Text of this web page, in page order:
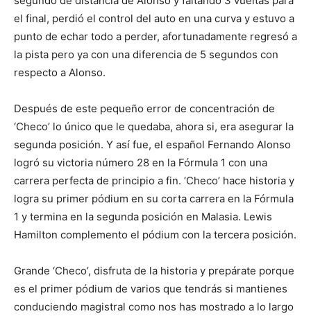
el final, perdió el control del auto en una curva y estuvo a
punto de echar todo a perder, afortunadamente regresó a
la pista pero ya con una diferencia de 5 segundos con
respecto a Alonso.
Después de este pequeño error de concentración de
‘Checo’ lo único que le quedaba, ahora si, era asegurar la
segunda posición. Y así fue, el español Fernando Alonso
logró su victoria número 28 en la Fórmula 1 con una
carrera perfecta de principio a fin. ‘Checo’ hace historia y
logra su primer pódium en su corta carrera en la Fórmula
1 y termina en la segunda posición en Malasia. Lewis
Hamilton complemento el pódium con la tercera posición.
Grande ‘Checo’, disfruta de la historia y prepárate porque
es el primer pódium de varios que tendrás si mantienes
conduciendo magistral como nos has mostrado a lo largo